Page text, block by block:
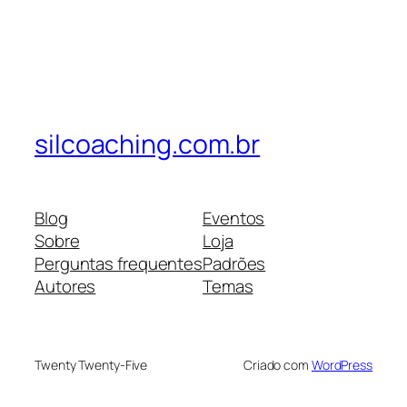
silcoaching.com.br
Blog
Sobre
Perguntas frequentes
Autores
Eventos
Loja
Padrões
Temas
Twenty Twenty-Five Criado com WordPress